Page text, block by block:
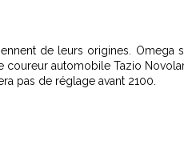
de leurs origines. Omega
coureur automobile Tazio
pas de réglage avant 2100.